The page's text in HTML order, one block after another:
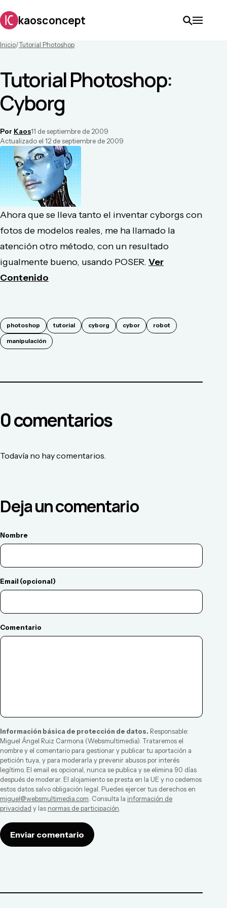
kaosconcept
Inicio/Tutorial Photoshop
Tutorial Photoshop:
Cyborg
Por Kaos11 de septiembre de 2009
Actualizado el 12 de septiembre de 2009
Ahora que se lleva tanto el inventar cyborgs con
fotos de modelos reales, me ha llamado la
atención otro método, con un resultado
igualmente bueno, usando POSER. Ver
Contenido
photoshop tutorial cyborg cybor robot
manipulación
0comentarios
Todavía no hay comentarios.
Deja un comentario
Nombre
Email (opcional)
Comentario
Información básica de protección de datos. Responsable:
Miguel Ángel Ruiz Carmona (Websmultimedia). Trataremos el
nombre y el comentario para gestionar y publicar tu aportación a
petición tuya, y para moderarla y prevenir abusos por interés
legítimo. El email es opcional, nunca se publica y se elimina 90 días
después de moderar. El alojamiento se presta en la UE y no cedemos
estos datos salvo obligación legal. Puedes ejercer tus derechos en
miguel@websmultimedia.com. Consulta la información de
privacidad y las normas de participación.
Enviar comentario